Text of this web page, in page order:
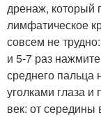
дренаж, который
лимфатическое
совсем не
и 5-7 раз
среднего пальца
уголками глаза
век: от середины